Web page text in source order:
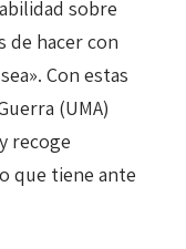
sobre
de hacer con
Con estas
(UMA)
recoge
que tiene ante